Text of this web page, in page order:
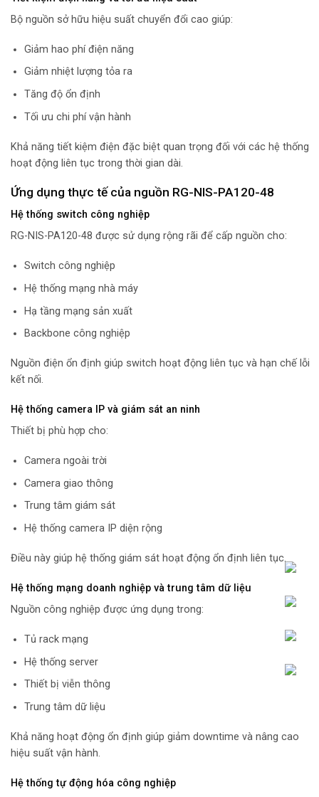
Bộ nguồn sở hữu hiệu suất chuyển đổi cao giúp:
Giảm hao phí điện năng
Giảm nhiệt lượng tỏa ra
Tăng độ ổn định
Tối ưu chi phí vận hành
Khả năng tiết kiệm điện đặc biệt quan trọng đối với các hệ thống
hoạt động liên tục trong thời gian dài.
Ứng dụng thực tế của nguồn RG-NIS-PA120-48
Hệ thống switch công nghiệp
RG-NIS-PA120-48 được sử dụng rộng rãi để cấp nguồn cho:
Switch công nghiệp
Hệ thống mạng nhà máy
Hạ tầng mạng sản xuất
Backbone công nghiệp
Nguồn điện ổn định giúp switch hoạt động liên tục và hạn chế lỗi
kết nối.
Hệ thống camera IP và giám sát an ninh
Thiết bị phù hợp cho:
Camera ngoài trời
Camera giao thông
Trung tâm giám sát
Hệ thống camera IP diện rộng
Điều này giúp hệ thống giám sát hoạt động ổn định liên tục.
Hệ thống mạng doanh nghiệp và trung tâm dữ liệu
Nguồn công nghiệp được ứng dụng trong:
Tủ rack mạng
Hệ thống server
Thiết bị viễn thông
Trung tâm dữ liệu
Khả năng hoạt động ổn định giúp giảm downtime và nâng cao
hiệu suất vận hành.
Hệ thống tự động hóa công nghiệp